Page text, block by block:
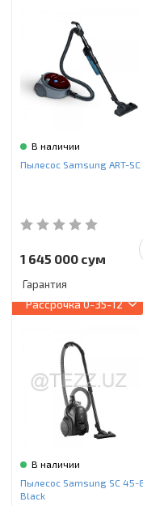
В наличии
Пылесос Samsung ART-SC
1 645 000 сум
Гарантия
Рассрочка0-35-12
В наличии
Пылесос Samsung SC 45-
Black